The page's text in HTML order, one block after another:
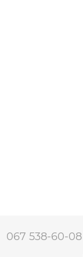
067 538-60-08